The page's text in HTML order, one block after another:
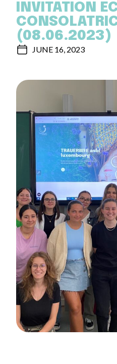
INVITATION
(08.06.2023)
JUNE 16, 2023